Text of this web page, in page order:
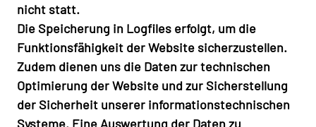
nicht statt.
Die Speicherung in Logfiles erfolgt, um die
Funktionsfähigkeit der Website sicherzustellen.
Zudem dienen uns die Daten zur technischen
Optimierung der Website und zur Sicherstellung
der Sicherheit unserer informationstechnischen
Systeme. Eine Auswertung der Daten zu